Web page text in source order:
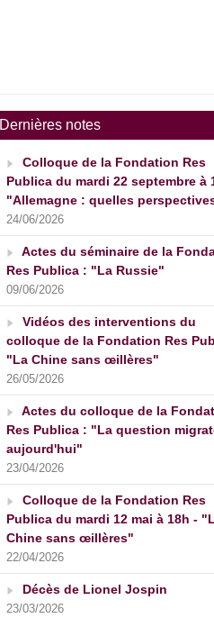
Dernières notes
Colloque de la Fondation Res
Publica du mardi 22 septembre à
"Allemagne : quelles
24/06/2026
Actes du séminaire de la
Res Publica : "La Russie"
09/06/2026
Vidéos des interventions du
colloque de la Fondation Res
"La Chine sans œillères"
26/05/2026
Actes du colloque de la
Res Publica : "La question
aujourd'hui"
23/04/2026
Colloque de la Fondation Res
Publica du mardi 12 mai à 18h -
Chine sans œillères"
22/04/2026
Décès de Lionel Jospin
23/03/2026